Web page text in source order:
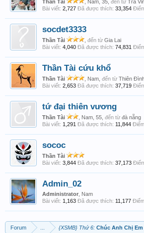
Thần Tài , Nam, 35, đến từ Trà
Bài viết: 2,727 Đã được thích: 33,354
socdet3333
Thần Tài đến từ Gia Lai
Bài viết: 4,040 Đã được thích: 74,831
Thần Tài cứu khổ
Thần Tài , Nam, đến từ Thiên
Bài viết: 2,653 Đã được thích: 37,719
tứ đại thiên vương
Thần Tài , Nam, 55, đến từ đà nẵng
Bài viết: 1,291 Đã được thích: 11,844
sococ
Thần Tài
Bài viết: 3,844 Đã được thích: 37,173
Admin_02
Administrator , Nam
Bài viết: 1,163 Đã được thích: 11,177
Forum {XSMB} Thứ 6: Chúc Anh Chị Em